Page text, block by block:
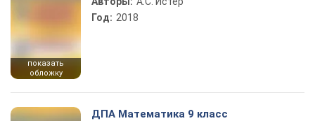
показать
обложку
Год: 2018
ДПА Математика 9 класс